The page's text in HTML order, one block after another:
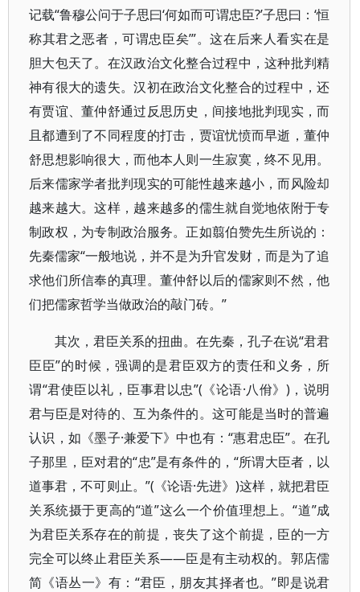
记载“鲁穆公问于子思曰‘何如而可谓忠臣?’子思曰：‘恒
称其君之恶者，可谓忠臣矣’”。这在后来人看实在是
胆大包天了。在汉政治文化整合过程中，这种批判精
神有很大的遗失。汉初在政治文化整合的过程中，还
有贾谊、董仲舒通过反思历史，间接地批判现实，而
且都遭到了不同程度的打击，贾谊忧愤而早逝，董仲
舒思想影响很大，而他本人则一生寂寞，终不见用。
后来儒家学者批判现实的可能性越来越小，而风险却
越来越大。这样，越来越多的儒生就自觉地依附于专
制政权，为专制政治服务。正如翦伯赞先生所说的：
先秦儒家“一般地说，并不是为升官发财，而是为了追
求他们所信奉的真理。董仲舒以后的儒家则不然，他
们把儒家哲学当做政治的敲门砖。”
其次，君臣关系的扭曲。在先秦，孔子在说“君君
臣臣”的时候，强调的是君臣双方的责任和义务，所
谓“君使臣以礼，臣事君以忠”(《论语·八佾》)，说明
君与臣是对待的、互为条件的。这可能是当时的普遍
认识，如《墨子·兼爱下》中也有：“惠君忠臣”。在孔
子那里，臣对君的“忠”是有条件的，“所谓大臣者，以
道事君，不可则止。”(《论语·先进》)这样，就把君臣
关系统摄于更高的“道”这么一个价值理想上。“道”成
为君臣关系存在的前提，丧失了这个前提，臣的一方
完全可以终止君臣关系——臣是有主动权的。郭店儒
简《语丛一》有：“君臣，朋友其择者也。”即是说君